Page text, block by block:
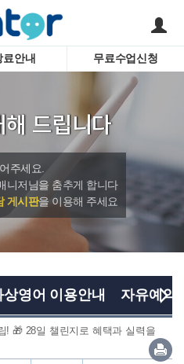
서비스안내
강사소개
회사소개
어린이
시험영
수업교
료안내 무료수업신청
드립니다
주세요.
니저님을 춤추게 합니다
게시판을 이용해 주세요
상영어 이용안내 자유예약
! 🎁 28일 챌린지로 혜택과 실력을